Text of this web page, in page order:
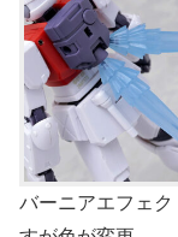
バーニアエフェ